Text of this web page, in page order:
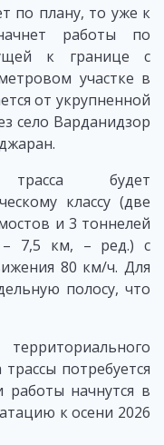
по плану, то уже к
работы по
к границе с
участке в
от укрупненной
село Варданидзор
трасса будет
классу (две
и 3 тоннелей
– 7,5 км, – ред.) с
80 км/ч. Для
полосу, что
потребуется
работы начнутся в
к осени 2026